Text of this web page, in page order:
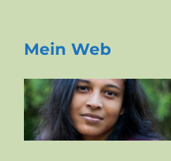
Mein Web